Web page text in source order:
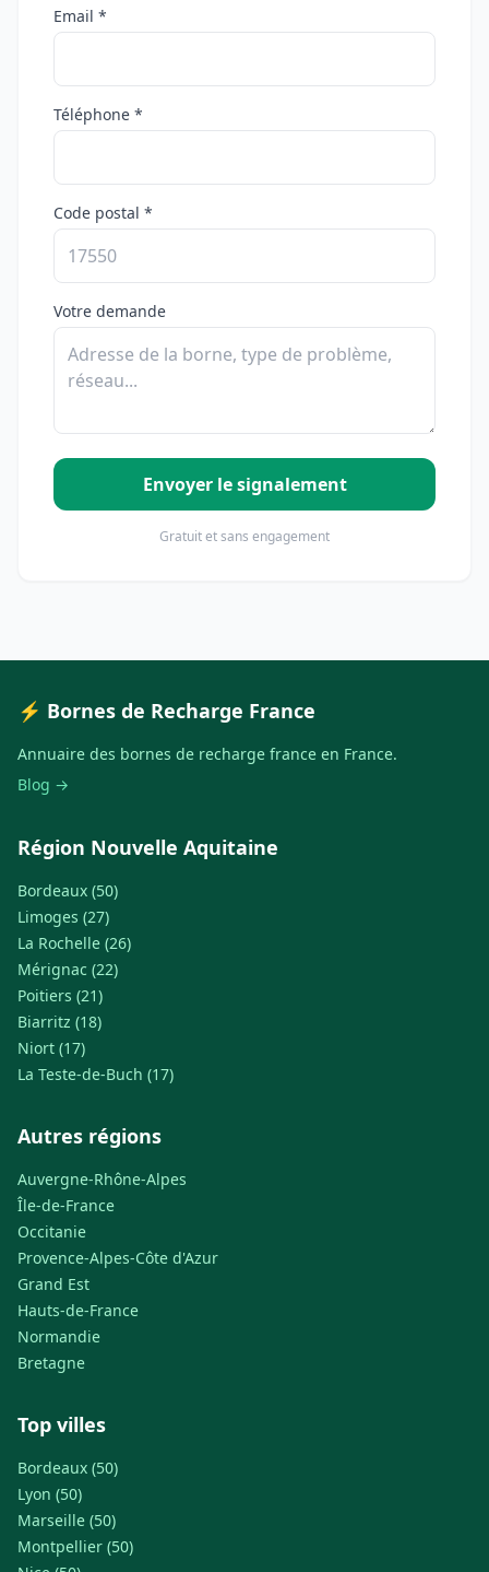
Email *
Téléphone *
Code postal *
Votre demande
Envoyer le signalement
Gratuit et sans engagement
⚡ Bornes de Recharge France
Annuaire des bornes de recharge france en France.
Blog →
Région Nouvelle Aquitaine
Bordeaux (50)
Limoges (27)
La Rochelle (26)
Mérignac (22)
Poitiers (21)
Biarritz (18)
Niort (17)
La Teste-de-Buch (17)
Autres régions
Auvergne-Rhône-Alpes
Île-de-France
Occitanie
Provence-Alpes-Côte d'Azur
Grand Est
Hauts-de-France
Normandie
Bretagne
Top villes
Bordeaux (50)
Lyon (50)
Marseille (50)
Montpellier (50)